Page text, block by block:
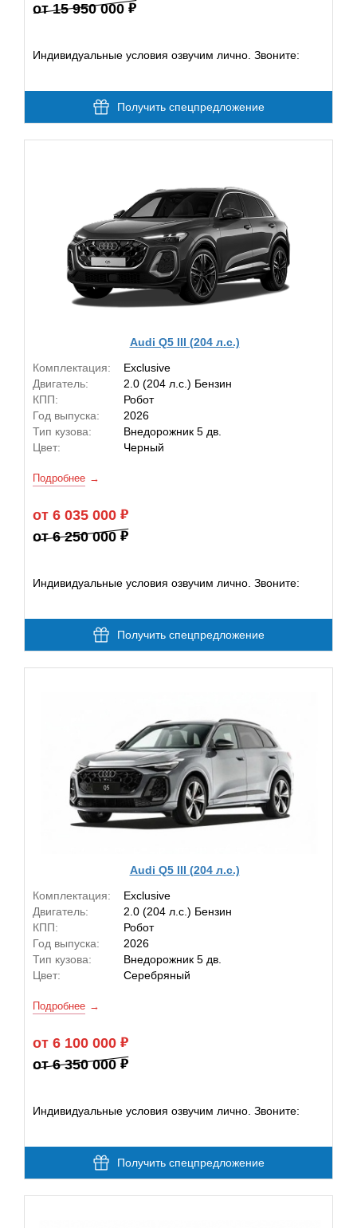
от 15 950 000
Индивидуальные условия озвучим лично. Звоните:
Получить спецпредложение
Audi Q5 III (204 л.с.)
Комплектация:
Exclusive
Двигатель:
2.0 (204 л.с.) Бензин
КПП:
Робот
Год выпуска:
2026
Тип кузова:
Внедорожник 5 дв.
Цвет:
Черный
Подробнее
от 6 035 000
от 6 250 000
Индивидуальные условия озвучим лично. Звоните:
Получить спецпредложение
Audi Q5 III (204 л.с.)
Комплектация:
Exclusive
Двигатель:
2.0 (204 л.с.) Бензин
КПП:
Робот
Год выпуска:
2026
Тип кузова:
Внедорожник 5 дв.
Цвет:
Серебряный
Подробнее
от 6 100 000
от 6 350 000
Индивидуальные условия озвучим лично. Звоните:
Получить спецпредложение